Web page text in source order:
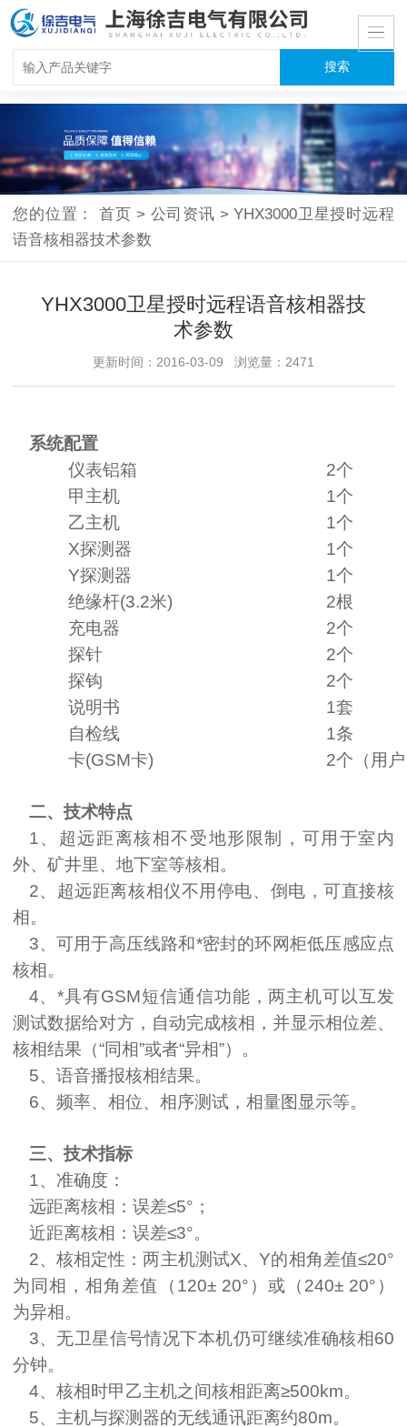
您的位置：首页 > 公司资讯 > YHX3000卫星授时远程
语音核相器技术参数
YHX3000卫星授时远程语音核相器技
术参数
更新时间：2016-03-09 浏览量：2471
系统配置
仪表铝箱
2个
甲主机
1个
乙主机
1个
X探测器 1个
Y探测器 1个
绝缘杆(3.2米) 2根
充电器
2个
探针
2个
探钩
2个
说明书
1套
自检线
1条
卡(GSM卡) 2个（用
二、技术特点
1、超远距离核相不受地形限制，可用于室内
外、矿井里、地下室等核相。
2、超远距离核相仪不用停电、倒电，可直接核
相。
3、可用于高压线路和*密封的环网柜低压感应点
核相。
4、*具有GSM短信通信功能，两主机可以互发
测试数据给对方，自动完成核相，并显示相位差、
核相结果（“同相”或者“异相”）。
5、语音播报核相结果。
6、频率、相位、相序测试，相量图显示等。
三、技术指标
1、准确度：
远距离核相：误差≤5°；
近距离核相：误差≤3°。
2、核相定性：两主机测试X、Y的相角差值≤20°
为同相，相角差值（ 120±20°）或（ 240±20°）
为异相。
3、无卫星信号情况下本机仍可继续准确核相60
分钟。
4、核相时甲乙主机之间核相距离≥500km。
5、主机与探测器的无线通讯距离约80m。